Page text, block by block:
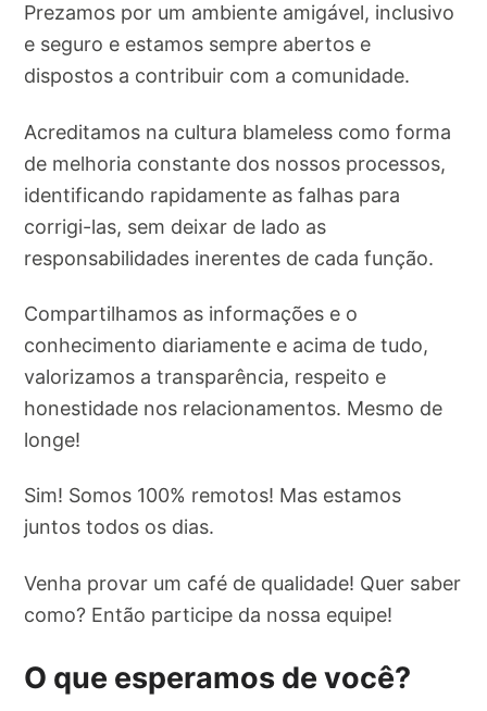
Prezamos por um ambiente amigável, inclusivo
e seguro e estamos sempre abertos e
dispostos a contribuir com a comunidade.
Acreditamos na cultura blameless como forma
de melhoria constante dos nossos processos,
identificando rapidamente as falhas para
corrigi-las, sem deixar de lado as
responsabilidades inerentes de cada função.
Compartilhamos as informações e o
conhecimento diariamente e acima de tudo,
valorizamos a transparência, respeito e
honestidade nos relacionamentos. Mesmo de
longe!
Sim! Somos 100% remotos! Mas estamos
juntos todos os dias.
Venha provar um café de qualidade! Quer saber
como? Então participe da nossa equipe!
O que esperamos de você?